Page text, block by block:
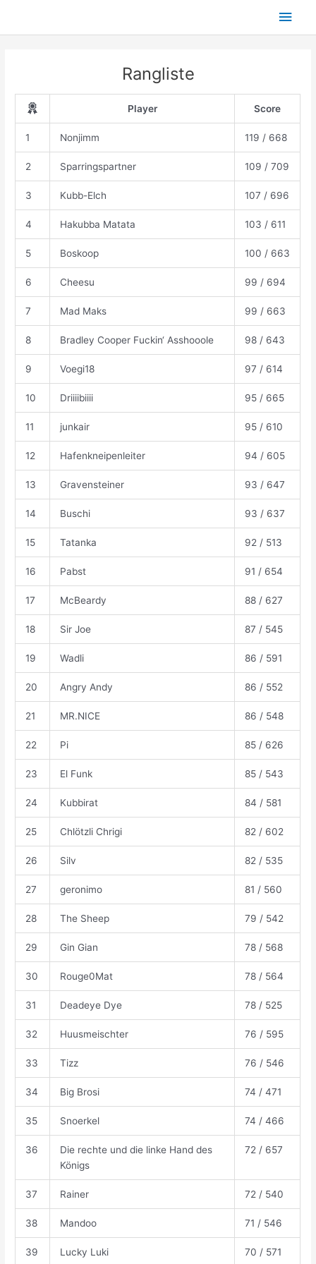
content
Main
Rangliste
Player Score
1 Nonjimm 119 / 668
2 Sparringspartner 109 / 709
3 Kubb-Elch 107 / 696
4 Hakubba Matata 103 / 611
5 Boskoop 100 / 663
6 Cheesu 99 / 694
7 Mad Maks 99 / 663
8 Bradley Cooper Fuckin‘ Asshooole 98 / 643
9 Voegi18 97 / 614
10 Driiiibiiii 95 / 665
11 junkair 95 / 610
12 Hafenkneipenleiter 94 / 605
13 Gravensteiner 93 / 647
14 Buschi 93 / 637
15 Tatanka 92 / 513
16 Pabst 91 / 654
17 McBeardy 88 / 627
18 Sir Joe 87 / 545
19 Wadli 86 / 591
20 Angry Andy 86 / 552
21 MR.NICE 86 / 548
22 Pi 85 / 626
23 El Funk 85 / 543
24 Kubbirat 84 / 581
25 Chlötzli Chrigi 82 / 602
26 Silv 82 / 535
27 geronimo 81 / 560
28 The Sheep 79 / 542
29 Gin Gian 78 / 568
30 Rouge0Mat 78 / 564
31 Deadeye Dye 78 / 525
32 Huusmeischter 76 / 595
33 Tizz 76 / 546
34 Big Brosi 74 / 471
35 Snoerkel 74 / 466
36
Die rechte und die linke Hand des
Königs
72 / 657
37 Rainer 72 / 540
38 Mandoo 71 / 546
39 Lucky Luki 70 / 571